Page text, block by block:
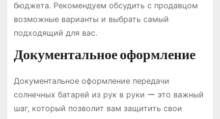
бюджета․ Рекомендуем обсудить с продавцом
возможные варианты и выбрать самый
подходящий для вас․
Документальное оформление
Документальное оформление передачи
солнечных батарей из рук в руки ー это важный
шаг, который позволит вам защитить свои